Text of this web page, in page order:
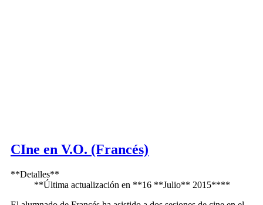
CIne en V.O. (Francés)
**Detalles**
**Última actualización en **16 **Julio** 2015****